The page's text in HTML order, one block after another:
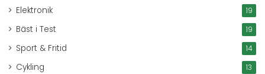
Elektronik 19
Bäst i Test 19
Sport & Fritid 14
Cykling 13